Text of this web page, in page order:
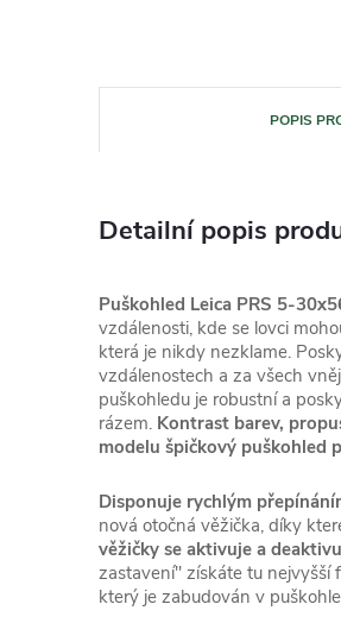
POPIS
Detailní popis
Puškohled Leica PRS 5-
vzdálenosti, kde se lovci
která je nikdy nezklame.
vzdálenostech a za všech
puškohledu je robustní a
rázem. Kontrast barev,
modelu špičkový puškohled
Disponuje rychlým
nová otočná věžička, díky
věžičky se aktivuje a
zastavení" získáte tu nejvyšší
který je zabudován v